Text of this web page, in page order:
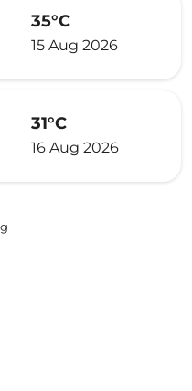
35°C
15 Aug 2026
31°C
16 Aug 2026